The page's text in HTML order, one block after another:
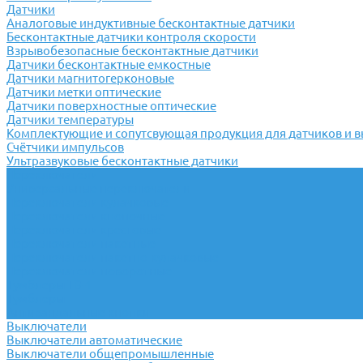
Датчики
Аналоговые индуктивные бесконтактные датчики
Бесконтактные датчики контроля скорости
Взрывобезопасные бесконтактные датчики
Датчики бесконтактные емкостные
Датчики магнитогерконовые
Датчики метки оптические
Датчики поверхностные оптические
Датчики температуры
Комплектующие и сопутсвующая продукция для датчиков и
Счётчики импульсов
Ультразвуковые бесконтактные датчики
Выключатели
Выключатели автоматические
Выключатели общепромышленные